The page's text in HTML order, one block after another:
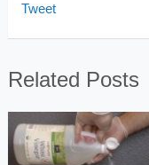
Tweet
Related Posts